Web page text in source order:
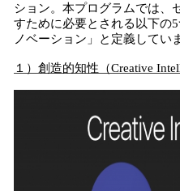
ション。本プログラムでは、
すために必要とされる以下の
ノベーション」と定義してい
１）創造的知性（Creative